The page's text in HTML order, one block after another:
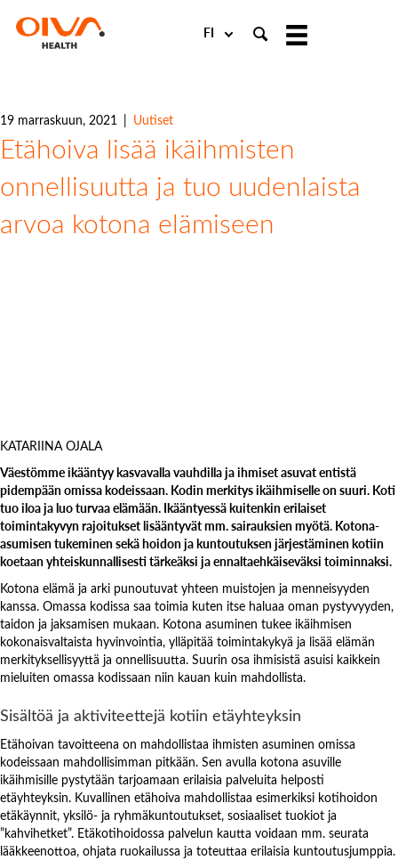
Choose
19 marraskuun, 2021 | Uutiset
Etähoiva lisää ikäihmisten
onnellisuutta ja tuo uudenlaista
arvoa kotona elämiseen
KATARIINA OJALA
Väestömme ikääntyy kasvavalla vauhdilla ja ihmiset asuvat entistä
pidempään omissa kodeissaan. Kodin merkitys ikäihmiselle on suuri. Koti
tuo iloa ja luo turvaa elämään. Ikääntyessä kuitenkin erilaiset
toimintakyvyn rajoitukset lisääntyvät mm. sairauksien myötä. Kotona-
asumisen tukeminen sekä hoidon ja kuntoutuksen järjestäminen kotiin
koetaan yhteiskunnallisesti tärkeäksi ja ennaltaehkäiseväksi toiminnaksi.
Kotona elämä ja arki punoutuvat yhteen muistojen ja menneisyyden
kanssa. Omassa kodissa saa toimia kuten itse haluaa oman pystyvyyden,
taidon ja jaksamisen mukaan. Kotona asuminen tukee ikäihmisen
kokonaisvaltaista hyvinvointia, ylläpitää toimintakykyä ja lisää elämän
merkityksellisyyttä ja onnellisuutta. Suurin osa ihmisistä asuisi kaikkein
mieluiten omassa kodissaan niin kauan kuin mahdollista.
Sisältöä ja aktiviteettejä kotiin etäyhteyksin
Etähoivan tavoitteena on mahdollistaa ihmisten asuminen omissa
kodeissaan mahdollisimman pitkään. Sen avulla kotona asuville
ikäihmisille pystytään tarjoamaan erilaisia palveluita helposti
etäyhteyksin. Kuvallinen etähoiva mahdollistaa esimerkiksi kotihoidon
etäkäynnit, yksilö- ja ryhmäkuntoutukset, sosiaaliset tuokiot ja
”kahvihetket”. Etäkotihoidossa palvelun kautta voidaan mm. seurata
lääkkeenottoa, ohjata ruokailussa ja toteuttaa erilaisia kuntoutusjumppia.